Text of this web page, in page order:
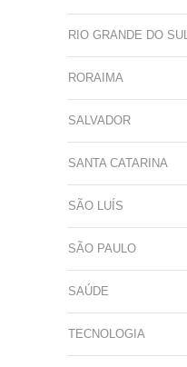
RIO GRANDE DO SUL
RORAIMA
SALVADOR
SANTA CATARINA
SÃO LUÍS
SÃO PAULO
SAÚDE
TECNOLOGIA